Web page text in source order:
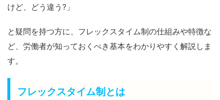
けど、どう違う?」
と疑問を持つ方に、フレックスタイム制の仕組みや特徴な
ど、労働者が知っておくべき基本をわかりやすく解説しま
す。
フレックスタイム制とは